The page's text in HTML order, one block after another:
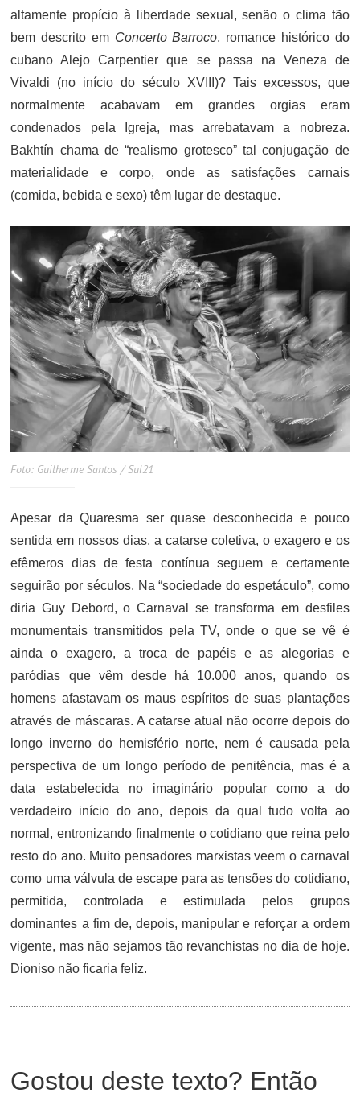
altamente propício à liberdade sexual, senão o clima tão
bem descrito em Concerto Barroco, romance histórico do
cubano Alejo Carpentier que se passa na Veneza de
Vivaldi (no início do século XVIII)? Tais excessos, que
normalmente acabavam em grandes orgias eram
condenados pela Igreja, mas arrebatavam a nobreza.
Bakhtín chama de “realismo grotesco” tal conjugação de
materialidade e corpo, onde as satisfações carnais
(comida, bebida e sexo) têm lugar de destaque.
Foto: Guilherme Santos / Sul21
Apesar da Quaresma ser quase desconhecida e pouco
sentida em nossos dias, a catarse coletiva, o exagero e os
efêmeros dias de festa contínua seguem e certamente
seguirão por séculos. Na “sociedade do espetáculo”, como
diria Guy Debord, o Carnaval se transforma em desfiles
monumentais transmitidos pela TV, onde o que se vê é
ainda o exagero, a troca de papéis e as alegorias e
paródias que vêm desde há 10.000 anos, quando os
homens afastavam os maus espíritos de suas plantações
através de máscaras. A catarse atual não ocorre depois do
longo inverno do hemisfério norte, nem é causada pela
perspectiva de um longo período de penitência, mas é a
data estabelecida no imaginário popular como a do
verdadeiro início do ano, depois da qual tudo volta ao
normal, entronizando finalmente o cotidiano que reina pelo
resto do ano. Muito pensadores marxistas veem o carnaval
como uma válvula de escape para as tensões do cotidiano,
permitida, controlada e estimulada pelos grupos
dominantes a fim de, depois, manipular e reforçar a ordem
vigente, mas não sejamos tão revanchistas no dia de hoje.
Dioniso não ficaria feliz.
Gostou deste texto? Então